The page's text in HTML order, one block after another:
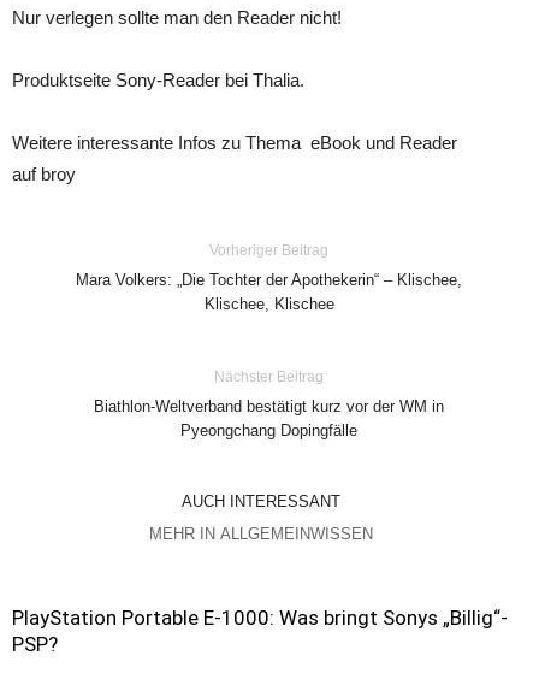
Nur verlegen sollte man den Reader nicht!
Produktseite Sony-Reader bei Thalia.
Weitere interessante Infos zu Thema eBook und Reader
auf broy
Vorheriger Beitrag
Mara Volkers: „Die Tochter der Apothekerin“ – Klischee,
Klischee, Klischee
Nächster Beitrag
Biathlon-Weltverband bestätigt kurz vor der WM in
Pyeongchang Dopingfälle
AUCH INTERESSANT
MEHR IN ALLGEMEINWISSEN
PlayStation Portable E-1000: Was bringt Sonys „Billig“-
PSP?